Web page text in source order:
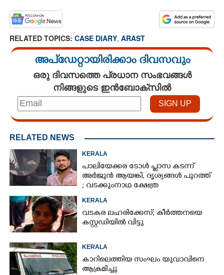
RELATED TOPICS: CASE DIARY, ARAST
അപ്ഡേറ്റായിരിക്കാം ദിവസവും
ഒരു ദിവസത്തെ പ്രധാന സംഭവങ്ങൾ
നിങ്ങളുടെ ഇൻബോക്സിൽ
RELATED NEWS
KERALA
പാലിയേക്കര ടോൾ പ്ലാസ കടന്ന്
അർജുൻ ആയങ്കി,​ ദൃശ്യങ്ങൾ പുറത്ത്
; വടക്കുംനാഥ ക്ഷേത്ര
പോസ്റ്റ്
KERALA
വടകര ലഹരിക്കേസ്; കീർത്തനയെ
കസ്റ്റഡിയിൽ വിട്ടു
KERALA
കാറിലെത്തിയ സംഘം യുവാവിനെ
ആക്രമിച്ചു